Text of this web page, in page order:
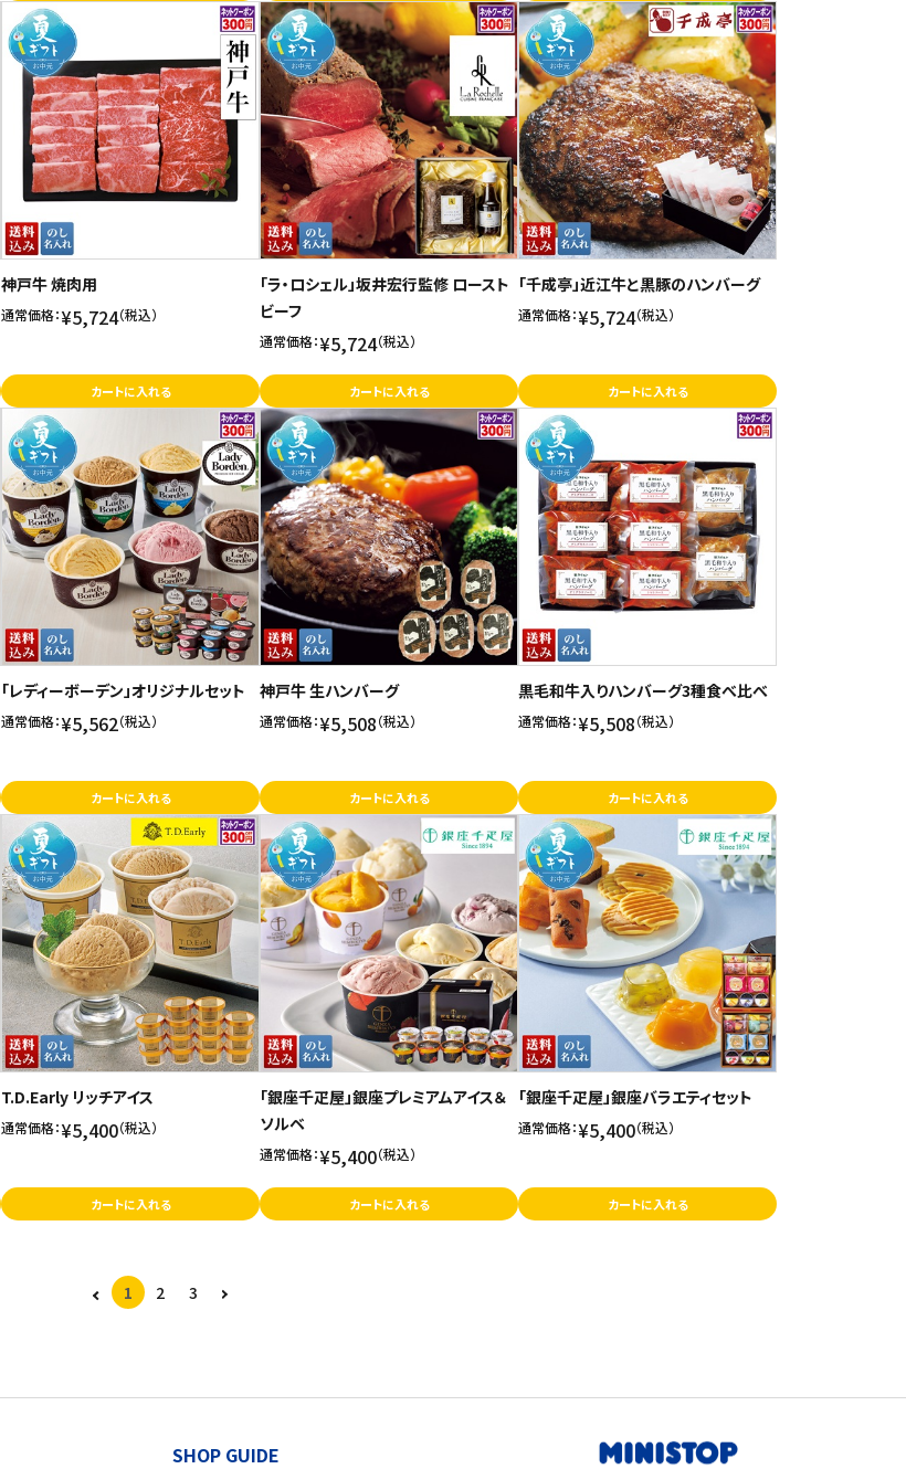
神戸牛 焼肉用
通常価格：¥5,724（税込）
カートに入れる
「ラ・ロシェル」坂井宏行監修 ロースト
ビーフ
通常価格：¥5,724（税込）
カートに入れる
「千成亭」近江牛と黒豚のハンバーグ
通常価格：¥5,724（税込）
カートに入れる
「レディーボーデン」オリジナルセット
通常価格：¥5,562（税込）
カートに入れる
神戸牛 生ハンバーグ
通常価格：¥5,508（税込）
カートに入れる
黒毛和牛入りハンバーグ3種食べ比べ
通常価格：¥5,508（税込）
カートに入れる
T.D.Early リッチアイス
通常価格：¥5,400（税込）
カートに入れる
「銀座千疋屋」銀座プレミアムアイス＆
ソルベ
通常価格：¥5,400（税込）
カートに入れる
「銀座千疋屋」銀座バラエティセット
通常価格：¥5,400（税込）
カートに入れる
1 2 3
SHOP GUIDE